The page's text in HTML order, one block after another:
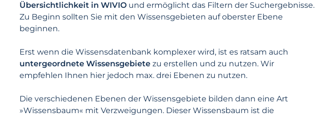
Übersicht­lichkeit in WIVIO und ermöglicht das Filtern der Suchergebnisse.
Zu Beginn sollten Sie mit den Wissensgebieten auf oberster Ebene
beginnen.
Erst wenn die Wissensdatenbank komplexer wird, ist es ratsam auch
untergeordnete Wissensgebiete zu erstellen und zu nutzen. Wir
empfehlen Ihnen hier jedoch max. drei Ebenen zu nutzen.
Die verschiedenen Ebenen der Wissensgebiete bilden dann eine Art
»Wissens­baum« mit Verzweigungen. Dieser Wissensbaum ist die